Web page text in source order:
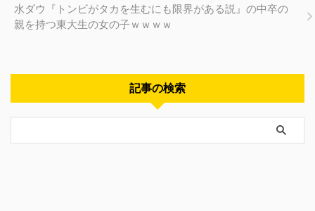
水ダウ『トンビがタカを生むにも限界がある説』の中卒の
親を持つ東大生の女の子ｗｗｗｗ
記事の検索